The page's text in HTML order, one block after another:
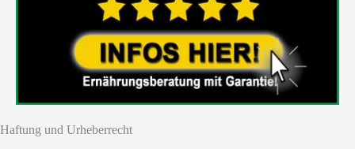
Haftung und Urheberrecht